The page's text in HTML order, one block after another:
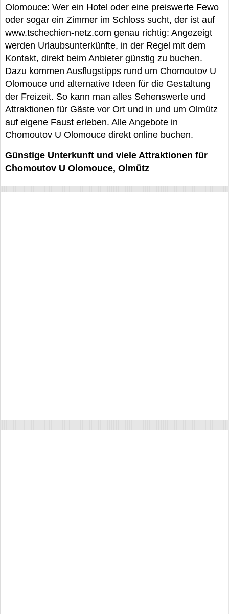
Olomouce: Wer ein Hotel oder eine preiswerte Fewo
oder sogar ein Zimmer im Schloss sucht, der ist auf
www.tschechien-netz.com genau richtig: Angezeigt
werden Urlaubsunterkünfte, in der Regel mit dem
Kontakt, direkt beim Anbieter günstig zu buchen.
Dazu kommen Ausflugstipps rund um Chomoutov U
Olomouce und alternative Ideen für die Gestaltung
der Freizeit. So kann man alles Sehenswerte und
Attraktionen für Gäste vor Ort und in und um Olmütz
auf eigene Faust erleben. Alle Angebote in
Chomoutov U Olomouce direkt online buchen.
Günstige Unterkunft und viele Attraktionen für
Chomoutov U Olomouce, Olmütz